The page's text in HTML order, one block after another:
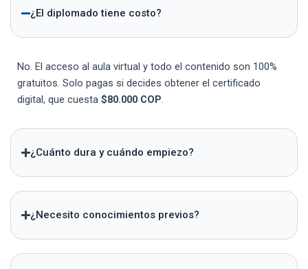
¿El diplomado tiene costo?
No. El acceso al aula virtual y todo el contenido son 100%
gratuitos. Solo pagas si decides obtener el certificado
digital, que cuesta $80.000 COP
¿Cuánto dura y cuándo empiezo?
¿Necesito conocimientos previos?